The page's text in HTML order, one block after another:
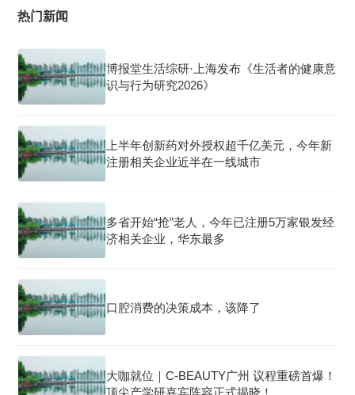
热门新闻
博报堂生活综研·上海发布《生活者的健康意
识与行为研究2026》
上半年创新药对外授权超千亿美元，今年新
注册相关企业近半在一线城市
多省开始“抢”老人，今年已注册5万家银发经
济相关企业，华东最多
口腔消费的决策成本，该降了
大咖就位｜C-BEAUTY广州 议程重磅首爆！
顶尖产学研嘉宾阵容正式揭晓！